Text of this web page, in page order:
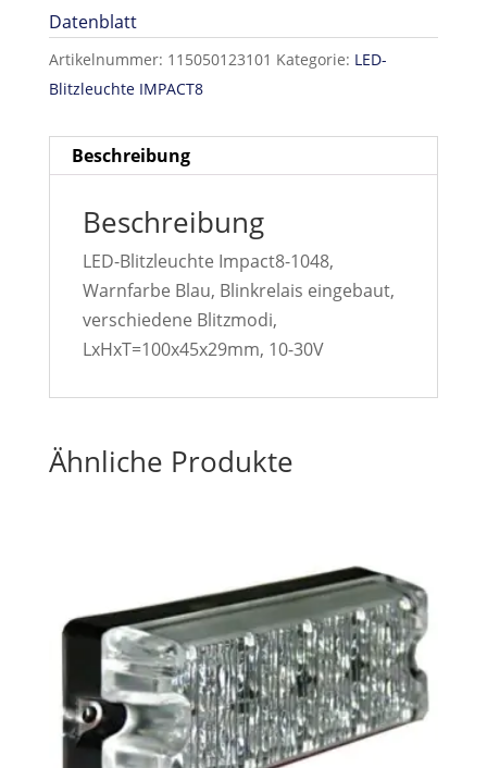
Datenblatt
Artikelnummer: 115050123101 Kategorie: LED-
Blitzleuchte IMPACT8
Beschreibung
Beschreibung
LED-Blitzleuchte Impact8-1048,
Warnfarbe Blau, Blinkrelais eingebaut,
verschiedene Blitzmodi,
LxHxT=100x45x29mm, 10-30V
Ähnliche Produkte